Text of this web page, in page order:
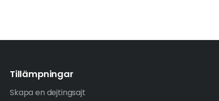
Tillämpningar
Skapa en dejtingsajt